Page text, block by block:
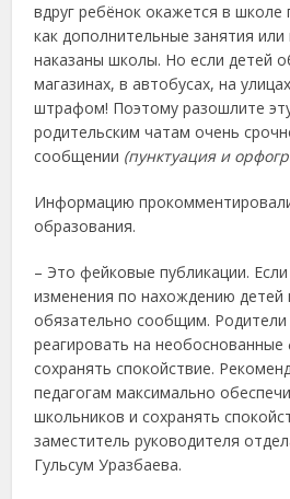
вдруг ребёнок окажется в
как дополнительные занятия или
наказаны школы. Но если детей
магазинах, в автобусах, на
штрафом! Поэтому разошлите
родительским чатам очень
сообщении (пунктуация и
Информацию
образования.
– Это фейковые публикации.
изменения по нахождению детей
обязательно сообщим.
реагировать на
сохранять спокойствие.
педагогам максимально
школьников и сохранять
заместитель руководителя
Гульсум Уразбаева.